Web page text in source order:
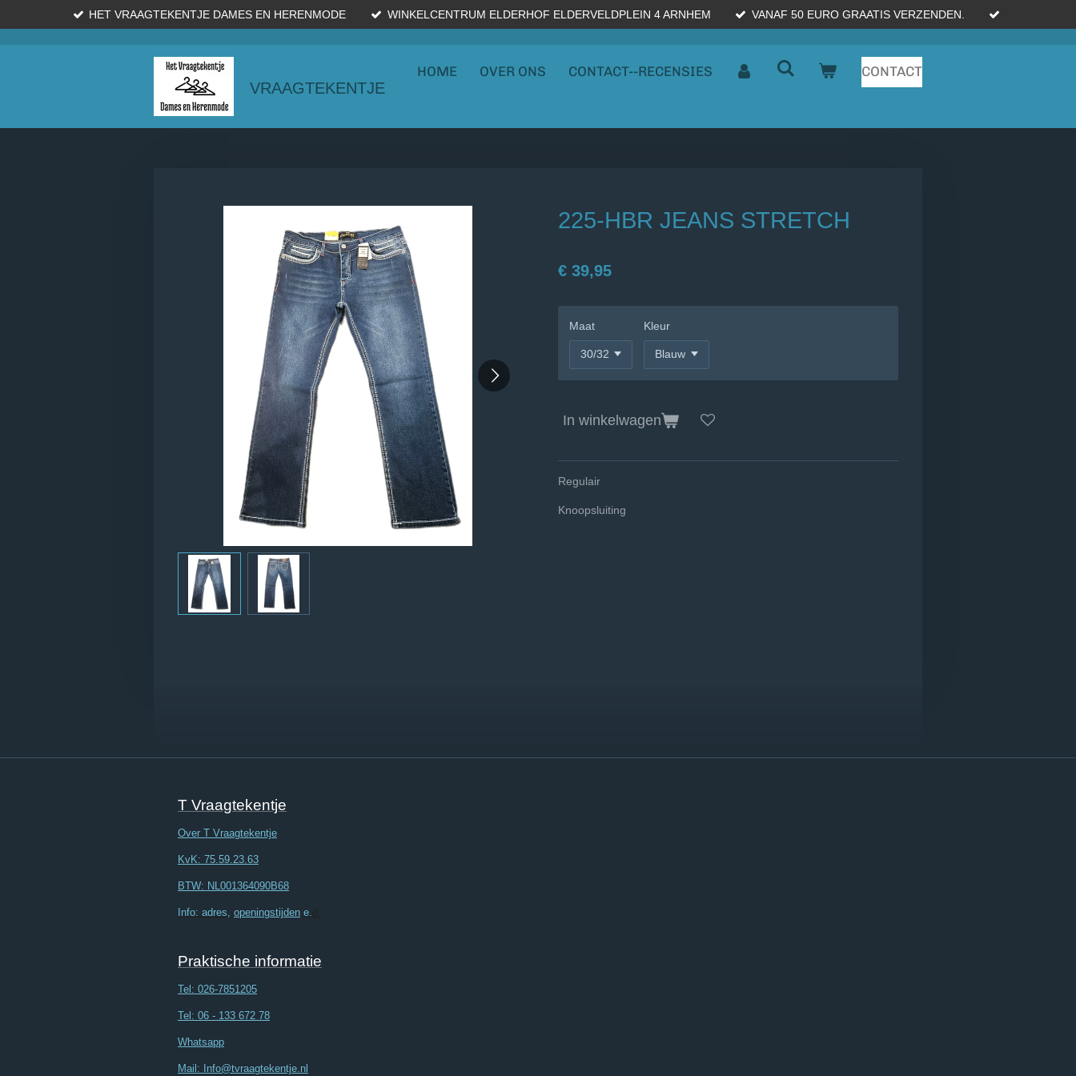
HET VRAAGTEKENTJE DAMES EN HERENMODE WINKELCENTRUM ELDERHOF ELDERVELDPLEIN 4 ARNHEM VANAF 50 EURO GRAATIS VERZENDEN.
VRAAGTEKENTJE
HOME OVER ONS CONTACT--RECENSIES CONTACT
225-HBR JEANS STRETCH
€ 39,95
Maat Kleur
In winkelwagen
Regulair
Knoopsluiting
T Vraagtekentje
Over T Vraagtekentje
KvK: 75.59.23.63
BTW: NL001364090B68
Info: adres, openingstijden e.
Praktische informatie
Tel: 026-7851205
Tel: 06 - 133 672 78
Whatsapp
Mail: Info@tvraagtekentje.nl